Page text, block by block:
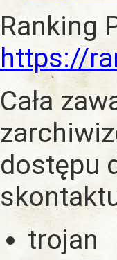
Ranking
https://
Cała
dostępu
trojan